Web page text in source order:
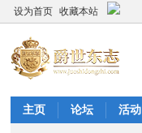
设为首页 收藏本站
主页 论坛 活动